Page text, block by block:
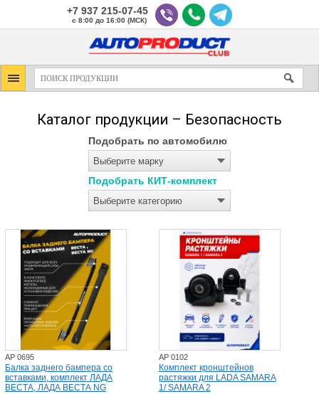
+7 937 215-07-45
с 8:00 до 16:00 (МСК)
Каталог продукции – Безопасность
Подобрать по автомобилю
Выберите марку
Подобрать КИТ-комплект
Выберите категорию
AP 0695
Балка заднего бампера со
вставками, комплект ЛАДА
ВЕСТА, ЛАДА ВЕСТА NG
AP 0102
Комплект кронштейнов
растяжки для LADA SAMARA
1/ SAMARA 2